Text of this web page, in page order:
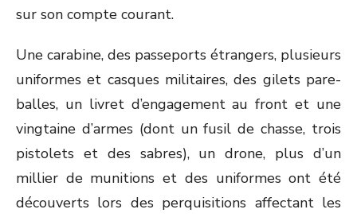
sur son compte courant.
Une carabine, des passeports étrangers, plusieurs
uniformes et casques militaires, des gilets pare-
balles, un livret d’engagement au front et une
vingtaine d’armes (dont un fusil de chasse, trois
pistolets et des sabres), un drone, plus d’un
millier de munitions et des uniformes ont été
découverts lors des perquisitions affectant les